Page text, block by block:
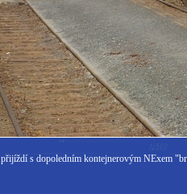
s dopoledním kontejnerovým NExem